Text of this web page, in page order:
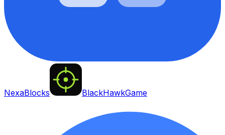
NexaBlocks BlackHawkGame